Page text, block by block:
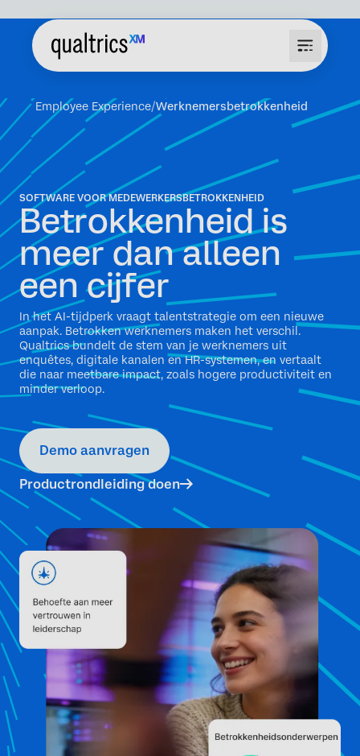
Employee Experience Werknemersbetrokkenheid
SOFTWARE VOOR MEDEWERKERSBETROKKENHEID
Betrokkenheid is
meer dan alleen
een cijfer
In het AI-tijdperk vraagt talentstrategie om een nieuwe
aanpak. Betrokken werknemers maken het verschil.
Qualtrics bundelt de stem van je werknemers uit
enquêtes, digitale kanalen en HR-systemen, en vertaalt
die naar meetbare impact, zoals hogere productiviteit en
minder verloop.
Demo aanvragen
Productrondleiding doen